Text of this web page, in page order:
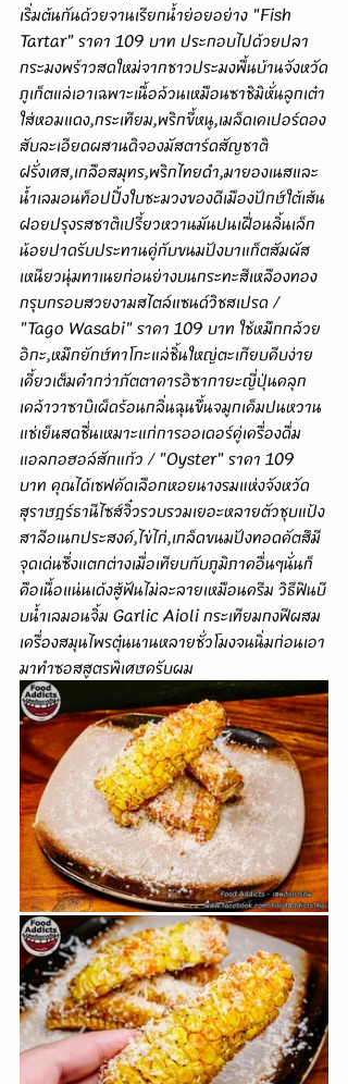
เริ่มต้นกันด้วยจานเรียกน้ำย่อยอย่าง "Fish
Tartar" ราคา 109 บาท ประกอบไปด้วยปลา
กระมงพร้าวสดใหม่จากชาวประมงพื้นบ้านจังหวัด
ภูเก็ตแล่เอาเฉพาะเนื้อล้วนเหมือนซาชิมิหั่นลูกเต๋า
ใส่หอมแดง,กระเทียม,พริกขี้หนู,เมล็ดเคเปอร์ดอง
สับละเอียดผสานดิจองมัสตาร์ดสัญชาติ
ฝรั่งเศส,เกลือสมุทร,พริกไทยดำ,มายองเนสและ
น้ำเลมอนท็อปปิ้งใบชะมวงของดีเมืองปักษ์ใต้เส้น
ฝอยปรุงรสชาติเปรี้ยวหวานมันปนเฝื่อนลิ้นเล็ก
น้อยปาดรับประทานคู่กับขนมปังบาแก็ตสัมผัส
เหนียวนุ่มทาเนยก่อนย่างบนกระทะสีเหลืองทอง
กรุบกรอบสวยงามสไตล์แซนด์วิชสเปรด /
"Tago Wasabi" ราคา 109 บาท ใช้หมึกกล้วย
อิกะ,หมึกยักษ์ทาโกะแล่ชิ้นใหญ่ตะเกียบคีบง่าย
เคี้ยวเต็มคำกว่าภัตตาคารอิซากายะญี่ปุ่นคลุก
เคล้าวาซาบิเผ็ดร้อนกลิ่นฉุนขึ้นจมูกเค็มปนหวาน
แช่เย็นสดชื่นเหมาะแก่การออเดอร์คู่เครื่องดื่ม
แอลกอฮอล์สักแก้ว / "Oyster" ราคา 109
บาท คุณได้เชฟคัดเลือกหอยนางรมแห่งจังหวัด
สุราษฎร์ธานีไซส์จิ๋วรวบรวมเยอะหลายตัวชุบแป้ง
สาลีอเนกประสงค์,ไข่ไก่,เกล็ดขนมปังทอดคัตสึมี
จุดเด่นซึ่งแตกต่างเมื่อเทียบกับภูมิภาคอื่นๆนั่นก็
คือเนื้อแน่นเด้งสู้ฟันไม่ละลายเหมือนครีม วิธีฟินบี
บน้ำเลมอนจิ้ม Garlic Aioli กระเทียมกงฟีผสม
เครื่องสมุนไพรตุ๋นนานหลายชั่วโมงจนนิ่มก่อนเอา
มาทำซอสสูตรพิเศษครับผม